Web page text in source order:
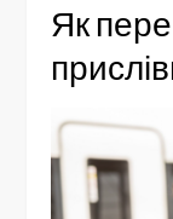
Як